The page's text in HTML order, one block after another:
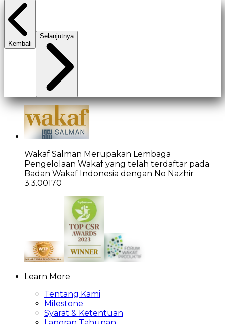
Kembali
Selanjutnya
Wakaf Salman Merupakan Lembaga
Pengelolaan Wakaf yang telah terdaftar pada
Badan Wakaf Indonesia dengan No Nazhir
3.3.00170
Learn More
Tentang Kami
Milestone
Syarat & Ketentuan